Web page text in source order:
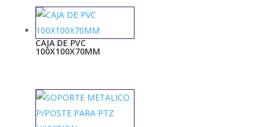
CAJA DE PVC
100X100X70MM